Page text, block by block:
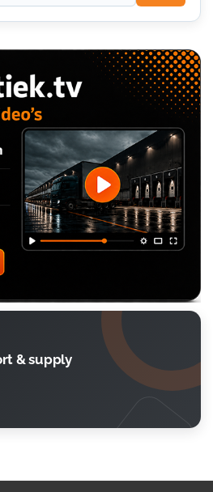
& supply